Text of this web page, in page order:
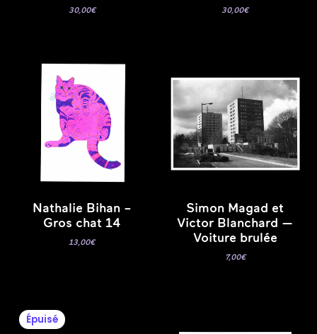
30,00€ 30,00€
Nathalie Bihan –
Gros chat 14
13,00€
Simon Magad et
Victor Blanchard —
Voiture brulée
7,00€
Épuisé